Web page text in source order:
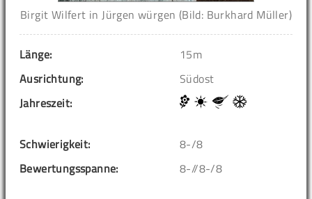
Birgit Wilfert in Jürgen würgen (Bild: Burkhard Müller)
Länge:
15m
Ausrichtung:
Südost
Jahreszeit:
Schwierigkeit:
8-/8
Bewertungsspanne:
8-//8-/8